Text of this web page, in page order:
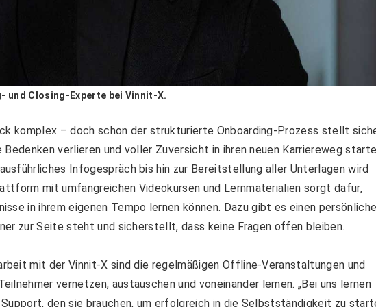
und Closing-Experte bei Vinnit-X.
komplex – doch schon der strukturierte Onboarding-Prozess stellt
Bedenken verlieren und voller Zuversicht in ihren neuen Karriereweg
Infogespräch bis hin zur Bereitstellung aller Unterlagen wird
mit umfangreichen Videokursen und Lernmaterialien sorgt dafür,
in ihrem eigenen Tempo lernen können. Dazu gibt es einen
zur Seite steht und sicherstellt, dass keine Fragen offen bleiben.
mit der Vinnit-X sind die regelmäßigen Offline-Veranstaltungen und
vernetzen, austauschen und voneinander lernen. „Bei uns lernen
den sie brauchen, um erfolgreich in die Selbstständigkeit zu